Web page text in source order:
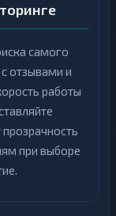
самого
отзывами и
работы
при выборе